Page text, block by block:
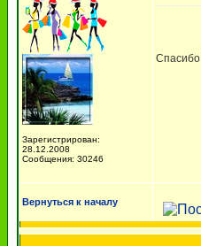
Зарегистрирован:
28.12.2008
Сообщения: 30246
Спасибо
Вернуться к началу